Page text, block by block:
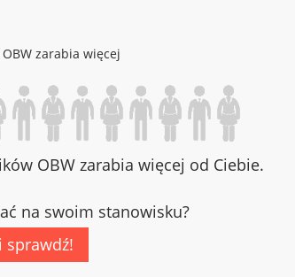
zarabia więcej
OBW zarabia więcej od Ciebie.
na swoim stanowisku?
sprawdź!